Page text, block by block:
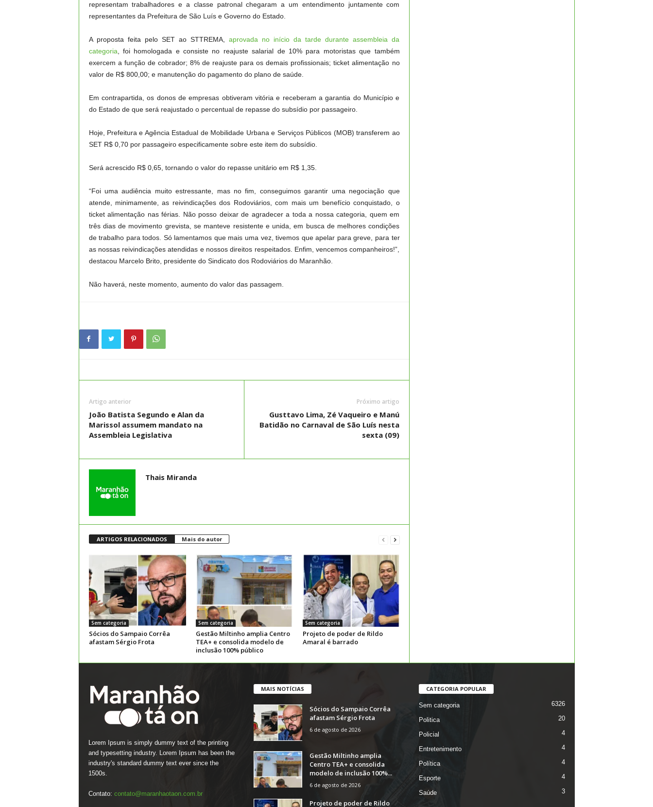
representam trabalhadores e a classe patronal chegaram a um entendimento juntamente com
representantes da Prefeitura de São Luís e Governo do Estado.
A proposta feita pelo SET ao STTREMA, aprovada no início da tarde durante assembleia da
categoria , foi homologada e consiste no reajuste salarial de 10% para motoristas que também
exercem a função de cobrador; 8% de reajuste para os demais profissionais; ticket alimentação no
valor de R$ 800,00; e manutenção do pagamento do plano de saúde.
Em contrapartida, os donos de empresas obtiveram vitória e receberam a garantia do Município e
do Estado de que será reajustado o percentual de repasse do subsídio por passageiro.
Hoje, Prefeitura e Agência Estadual de Mobilidade Urbana e Serviços Públicos (MOB) transferem ao
SET R$ 0,70 por passageiro especificamente sobre este item do subsídio.
Será acrescido R$ 0,65, tornando o valor do repasse unitário em R$ 1,35.
“Foi uma audiência muito estressante, mas no fim, conseguimos garantir uma negociação que
atende, minimamente, as reivindicações dos Rodoviários, com mais um benefício conquistado, o
ticket alimentação nas férias. Não posso deixar de agradecer a toda a nossa categoria, quem em
três dias de movimento grevista, se manteve resistente e unida, em busca de melhores condições
de trabalho para todos. Só lamentamos que mais uma vez, tivemos que apelar para greve, para ter
as nossas reivindicações atendidas e nossos direitos respeitados. Enfim, vencemos companheiros!”,
destacou Marcelo Brito, presidente do Sindicato dos Rodoviários do Maranhão.
Não haverá, neste momento, aumento do valor das passagem.
Artigo anterior
João Batista Segundo e Alan da
Marissol assumem mandato na
Assembleia Legislativa
Próximo artigo
Gusttavo Lima, Zé Vaqueiro e Manú
Batidão no Carnaval de São Luís nesta
sexta (09)
Thais Miranda
ARTIGOS RELACIONADOS Mais do autor
Sem categoria
Sócios do Sampaio Corrêa
afastam Sérgio Frota
Sem categoria
Gestão Miltinho amplia Centro
TEA+ e consolida modelo de
inclusão 100% público
Sem categoria
Projeto de poder de Rildo
Amaral é barrado
Lorem Ipsum is simply dummy text of the printing
and typesetting industry. Lorem Ipsum has been the
industry's standard dummy text ever since the
1500s.
Contato: contato@maranhaotaon.com.br
MAIS NOTÍCIAS
Sócios do Sampaio Corrêa
afastam Sérgio Frota
6 de agosto de 2026
Gestão Miltinho amplia
Centro TEA+ e consolida
modelo de inclusão 100%...
6 de agosto de 2026
Projeto de poder de Rildo
CATEGORIA POPULAR
Sem categoria 6326
Politica 20
Policial 4
Entretenimento 4
Política 4
Esporte 4
Saúde 3